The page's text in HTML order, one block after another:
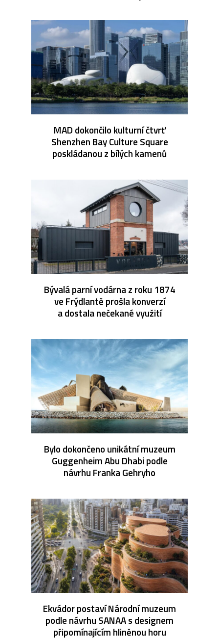
MAD dokončilo kulturní čtvrť
Shenzhen Bay Culture Square
poskládanou z bílých kamenů
Bývalá parní vodárna z roku 1874
ve Frýdlantě prošla konverzí
a dostala nečekané využití
Bylo dokončeno unikátní muzeum
Guggenheim Abu Dhabi podle
návrhu Franka Gehryho
Ekvádor postaví Národní muzeum
podle návrhu SANAA s designem
připomínajícím hliněnou horu